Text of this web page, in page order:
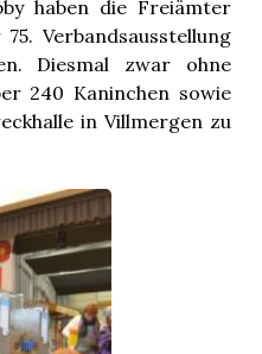
haben die Freiämter
Verbandsausstellung
Diesmal zwar ohne
240 Kaninchen sowie
in Villmergen zu